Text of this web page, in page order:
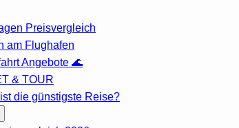
Preisvergleich
am Flughafen
Angebote 🌊
& TOUR
die günstigste Reise?